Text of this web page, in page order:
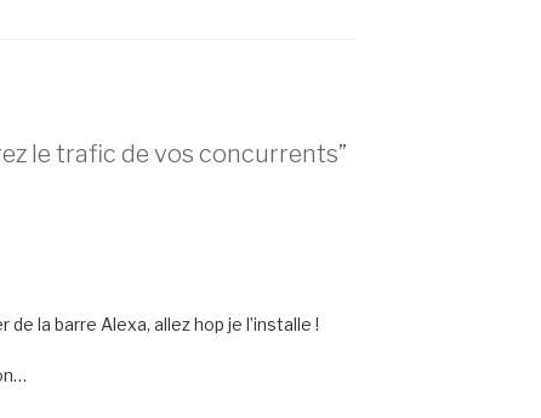
le trafic de vos concurrents”
la barre Alexa, allez hop je l’installe !